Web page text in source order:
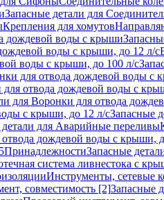
Запасные детали для
Крепления для хомутов
дождевой воды с крыши
воды с крыши, до 12 л/с
воды с крыши, до 100 л/с
для отвода дождевой воды с
отвода дождевой воды с
для Воронки для отвода
с крыши, до 12 л/сЗапасные
для Аварийные переливы
дождевой воды с крыши,
ПринадлежностиЗапасные
система ливнестока с
Инструменты, сетевые
совместимость [2]Запасные